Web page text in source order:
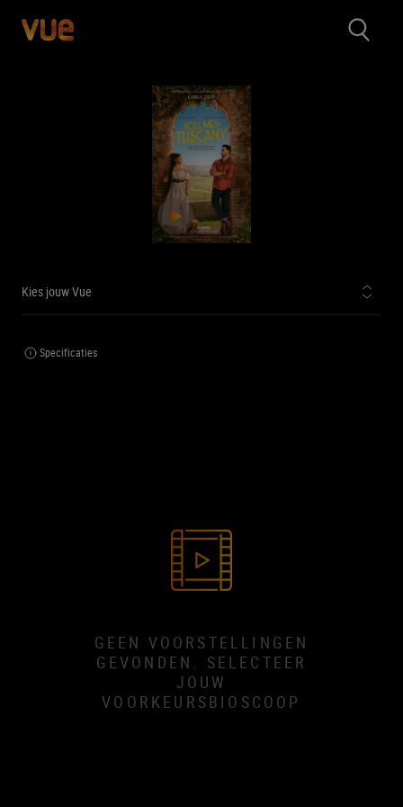
Kies jouw Vue
Specificaties
GEEN VOORSTELLINGEN
GEVONDEN. SELECTEER
JOUW
VOORKEURSBIOSCOOP